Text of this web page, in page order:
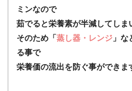
ミンなので
茹でると栄養素が半減してしま
そのため「 蒸し器・レンジ 」な
る事で
栄養価の流出を防ぐ事ができま